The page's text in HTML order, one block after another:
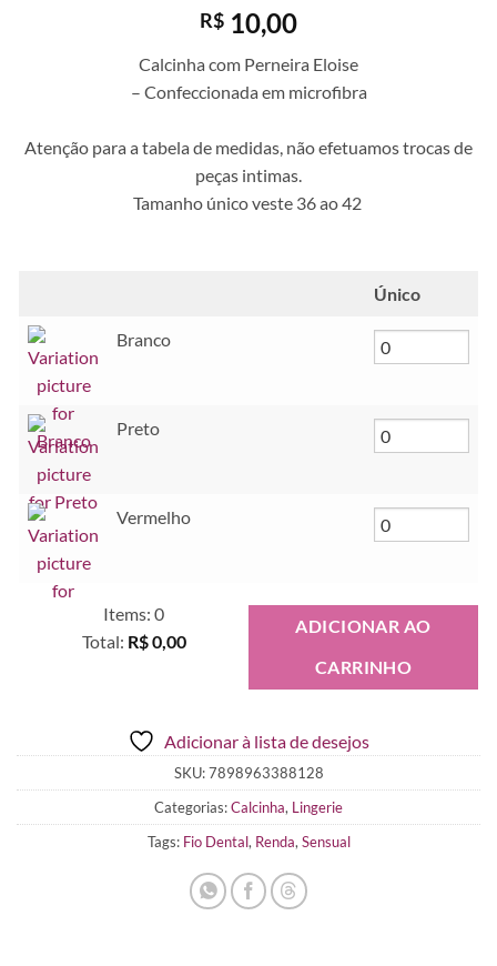
R$ 10,00
Calcinha com Perneira Eloise
– Confeccionada em microfibra
Atenção para a tabela de medidas, não efetuamos trocas de
peças intimas.
Tamanho único veste 36 ao 42
Único
Branco
Preto
Vermelho
Items: 0
Total: R$ 0,00
R$ 0,00
ADICIONAR AO
CARRINHO
Adicionar à lista de desejos
SKU:7898963388128
Categorias:Calcinha, Lingerie
Tags: Fio Dental, Renda, Sensual